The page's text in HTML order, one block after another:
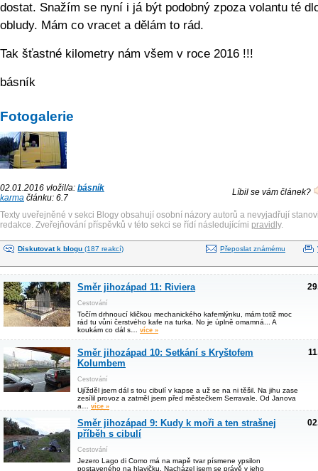
dostat. Snažím se nyní i já být podobný zpoza volantu té
obludy. Mám co vracet a dělám to rád.
Tak šťastné kilometry nám všem v roce 2016 !!!
básník
Fotogalerie
02.01.2016 vložil/a: básník
karma článku: 6.7
Líbil se vám článek?
Texty uveřejněné v sekci Blogy obsahují osobní názory autorů a nevyjadřují
redakce. Zveřejňování příspěvků v této sekci se řídí následujícími pravidly.
Diskutovat k blogu (187 reakcí) Přeposlat známému
Směr jihozápad 11: Riviera
Cestování
Točím drhnoucí kličkou mechanického kafemlýnku, mám totiž moc
rád tu vůni čerstvého kafe na turka. No je úplně omamná... A
koukám co dál s… více »
Směr jihozápad 10: Setkání s Kryštofem
Kolumbem
Cestování
Ujížděl jsem dál s tou cibulí v kapse a už se na ni těšil. Na jihu zase
zesílil provoz a zatměl jsem před městečkem Serravale. Od Janova
a… více »
Směr jihozápad 9: Kudy k moři a ten strašnej
příběh s cibulí
Cestování
Jezero Lago di Como má na mapě tvar písmene ypsilon
postaveného na hlavičku. Nacházel jsem se právě v jeho